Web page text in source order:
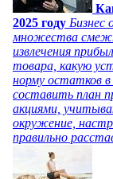
2025 году Бизнес
множества
извлечения
товара, какую
норму остатков
составить план
акциями,
окружение,
правильно